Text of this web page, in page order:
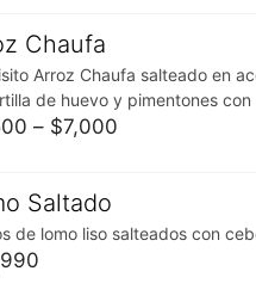
Chaufa
Arroz Chaufa salteado en
de huevo y pimentones
– $7,000
Saltado
de lomo liso salteados con